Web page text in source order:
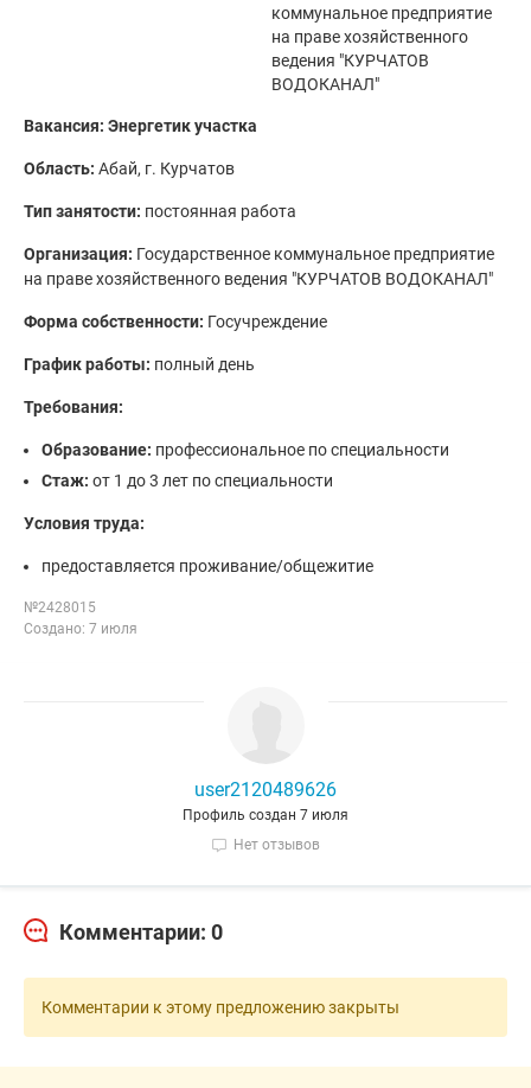
коммунальное предприятие
на праве хозяйственного
ведения "КУРЧАТОВ
ВОДОКАНАЛ"
Вакансия: Энергетик участка
Область: Абай, г. Курчатов
Тип занятости: постоянная работа
Организация: Государственное коммунальное предприятие
на праве хозяйственного ведения "КУРЧАТОВ ВОДОКАНАЛ"
Форма собственности: Госучреждение
График работы: полный день
Требования:
Образование: профессиональное по специальности
Стаж: от 1 до 3 лет по специальности
Условия труда:
предоставляется проживание/общежитие
№2428015
Создано: 7 июля
user2120489626
Профиль создан 7 июля
Нет отзывов
Комментарии: 0
Комментарии к этому предложению закрыты